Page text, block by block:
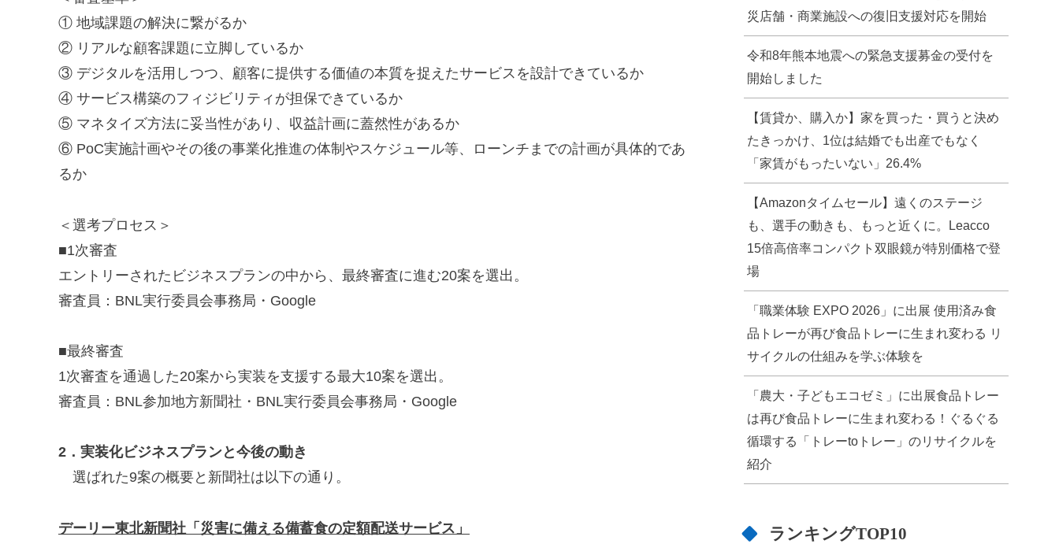
① 地域課題の解決に繋がるか
② リアルな顧客課題に立脚しているか
③ デジタルを活用しつつ、顧客に提供する価値の本質を捉えたサービスを設計できているか
④ サービス構築のフィジビリティが担保できているか
⑤ マネタイズ方法に妥当性があり、収益計画に蓋然性があるか
⑥ PoC実施計画やその後の事業化推進の体制やスケジュール等、ローンチまでの計画が具体的であ
るか
＜選考プロセス＞
■1次審査
エントリーされたビジネスプランの中から、最終審査に進む20案を選出。
審査員：BNL実行委員会事務局・Google
■最終審査
1次審査を通過した20案から実装を支援する最大10案を選出。
審査員：BNL参加地方新聞社・BNL実行委員会事務局・Google
2．実装化ビジネスプランと今後の動き
選ばれた9案の概要と新聞社は以下の通り。
デーリー東北新聞社「災害に備える備蓄食の定額配送サービス」
災店舗・商業施設への復旧支援対応を開始
令和8年熊本地震への緊急支援募金の受付を
開始しました
【賃貸か、購入か】家を買った・買うと決め
たきっかけ、1位は結婚でも出産でもなく
「家賃がもったいない」26.4%
【Amazonタイムセール】遠くのステージ
も、選手の動きも、もっと近くに。Leacco
15倍高倍率コンパクト双眼鏡が特別価格で登
場
「職業体験 EXPO 2026」に出展 使用済み食
品トレーが再び食品トレーに生まれ変わる リ
サイクルの仕組みを学ぶ体験を
「農大・子どもエコゼミ」に出展食品トレー
は再び食品トレーに生まれ変わる！ぐるぐる
循環する「トレーtoトレー」のリサイクルを
紹介
ランキングTOP10